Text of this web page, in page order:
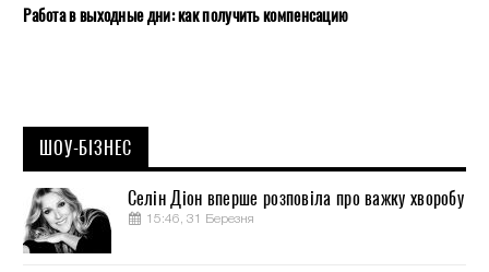
Работа в выходные дни: как получить компенсацию
ШОУ-БІЗНЕС
Селін Діон вперше розповіла про важку хворобу
15:46, 31 Березня